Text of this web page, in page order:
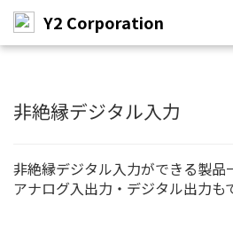
メ
Y2 Corporation
非絶縁デジタル入力
非絶縁デジタル入力ができる製品
アナログ入出力・デジタル出力